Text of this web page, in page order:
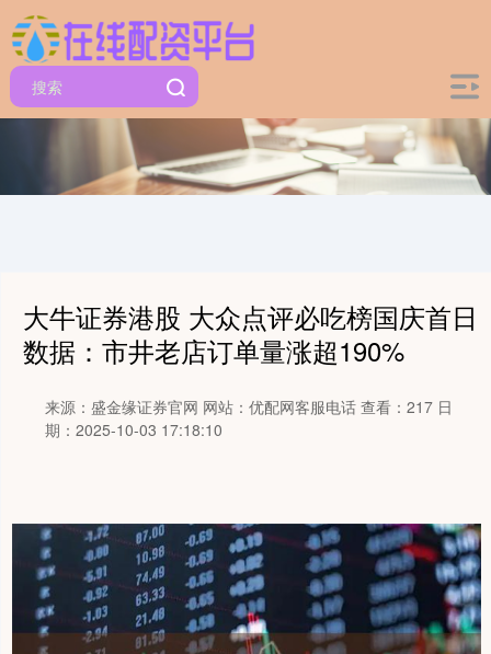
大牛证券港股 大众点评必吃榜国庆首日
数据：市井老店订单量涨超190%
来源：盛金缘证券官网 网站：优配网客服电话 查看：217 日
期：2025-10-03 17:18:10